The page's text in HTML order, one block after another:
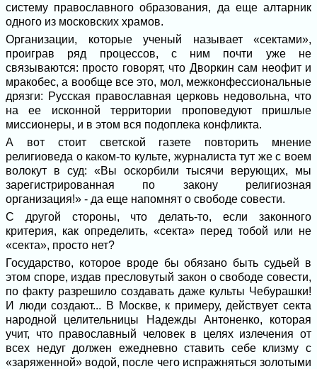
систему православного образования, да еще алтарник
одного из московских храмов.
Организации, которые ученый называет «сектами»,
проиграв ряд процессов, с ним почти уже не
связываются: просто говорят, что Дворкин сам неофит и
мракобес, а вообще все это, мол, межконфессиональные
дрязги: Русская православная церковь недовольна, что
на ее исконной территории проповедуют пришлые
миссионеры, и в этом вся подоплека конфликта.
А вот стоит светской газете повторить мнение
религиоведа о каком-то культе, журналиста тут же с воем
волокут в суд: «Вы оскорбили тысячи верующих, мы
зарегистрированная по закону религиозная
организация!» - да еще напомнят о свободе совести.
С другой стороны, что делать-то, если законного
критерия, как определить, «секта» перед тобой или не
«секта», просто нет?
Государство, которое вроде бы обязано быть судьей в
этом споре, издав пресловутый закон о свободе совести,
по факту разрешило создавать даже культы Чебурашки!
И люди создают... В Москве, к примеру, действует секта
народной целительницы Надежды Антоненко, которая
учит, что православный человек в целях излечения от
всех недуг должен ежедневно ставить себе клизму с
«заряженной» водой, после чего испражняться золотыми